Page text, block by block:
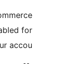
for
accou …